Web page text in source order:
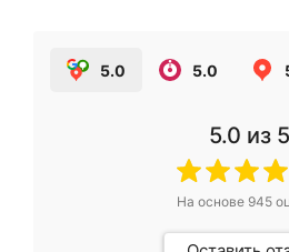
5.0 5.0
5.0 из 5
На основе 945